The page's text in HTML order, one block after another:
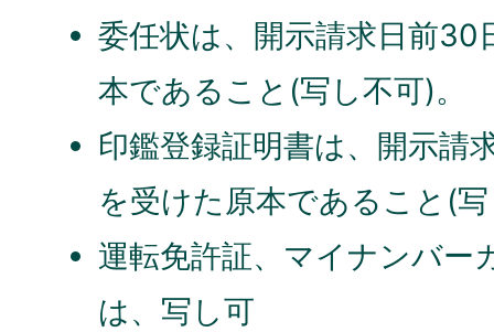
委任状は、開示請求日前30
本であること(写し不可)。
印鑑登録証明書は、開示請
を受けた原本であること(
運転免許証、マイナンバー
は、写し可